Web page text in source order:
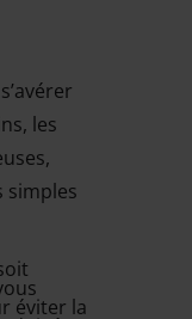
les
simples
éviter la